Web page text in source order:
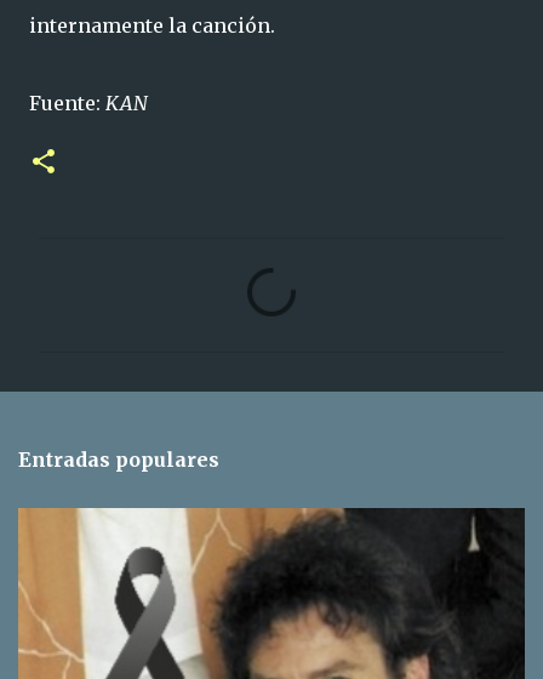
internamente la canción.
Fuente: KAN
r
s
Entradas populares